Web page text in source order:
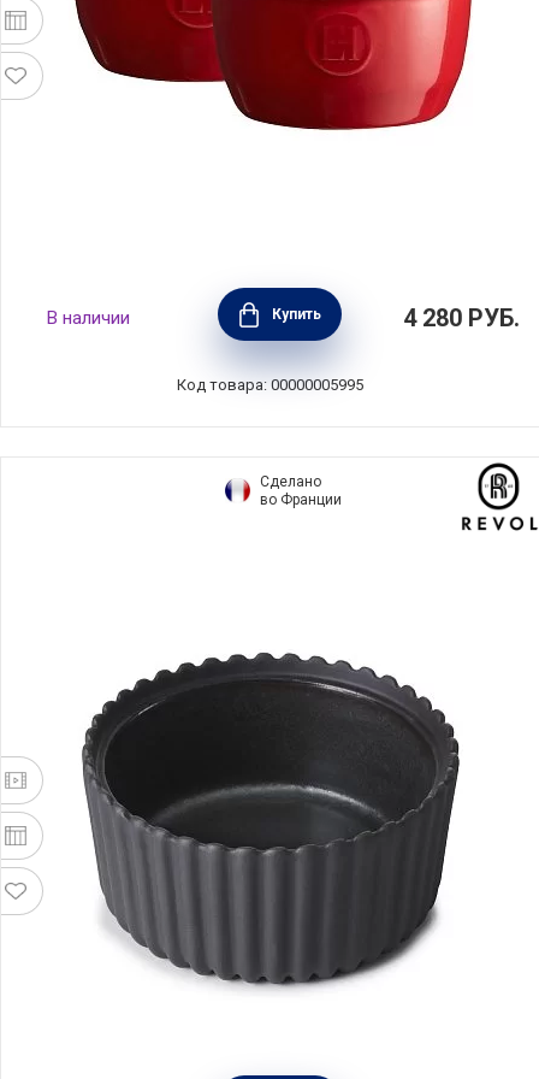
Набор рамекинов №9 9см, 2 шт, гранат,
Emile Henry, 344009
В наличии Купить 4 280 РУБ.
Код товара: 00000005995
Сделано
во Франции